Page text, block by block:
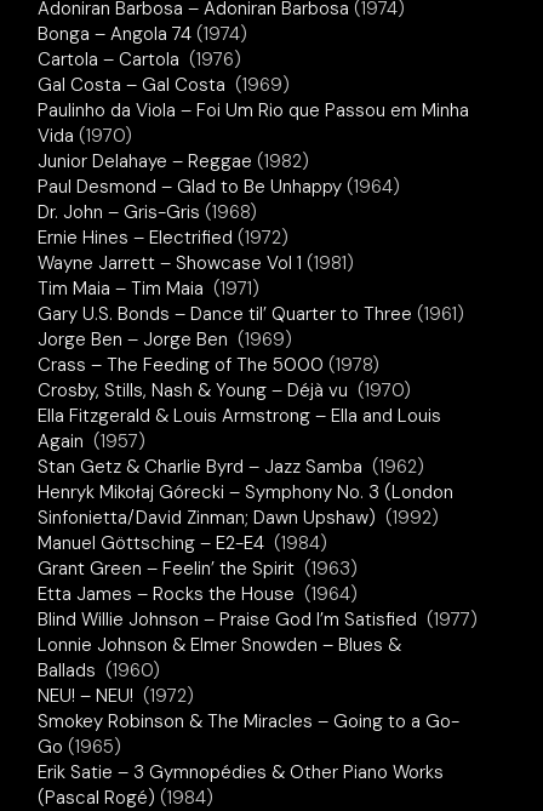
Adoniran Barbosa – Adoniran Barbosa (1974)
Bonga – Angola 74 (1974)
Cartola – Cartola (1976)
Gal Costa – Gal Costa (1969)
Paulinho da Viola – Foi Um Rio que Passou em Minha
Vida (1970)
Junior Delahaye – Reggae (1982)
Paul Desmond – Glad to Be Unhappy (1964)
Dr. John – Gris-Gris (1968)
Ernie Hines – Electrified (1972)
Wayne Jarrett – Showcase Vol 1 (1981)
Tim Maia – Tim Maia (1971)
Gary U.S. Bonds – Dance til’ Quarter to Three (1961)
Jorge Ben – Jorge Ben (1969)
Crass – The Feeding of The 5000 (1978)
Crosby, Stills, Nash & Young – Déjà vu (1970)
Ella Fitzgerald & Louis Armstrong – Ella and Louis
Again (1957)
Stan Getz & Charlie Byrd – Jazz Samba (1962)
Henryk Mikołaj Górecki – Symphony No. 3 (London
Sinfonietta/David Zinman; Dawn Upshaw) (1992)
Manuel Göttsching – E2-E4 (1984)
Grant Green – Feelin’ the Spirit (1963)
Etta James – Rocks the House (1964)
Blind Willie Johnson – Praise God I’m Satisfied (1977)
Lonnie Johnson & Elmer Snowden – Blues &
Ballads (1960)
NEU! – NEU! (1972)
Smokey Robinson & The Miracles – Going to a Go-
Go (1965)
Erik Satie – 3 Gymnopédies & Other Piano Works
(Pascal Rogé) (1984)